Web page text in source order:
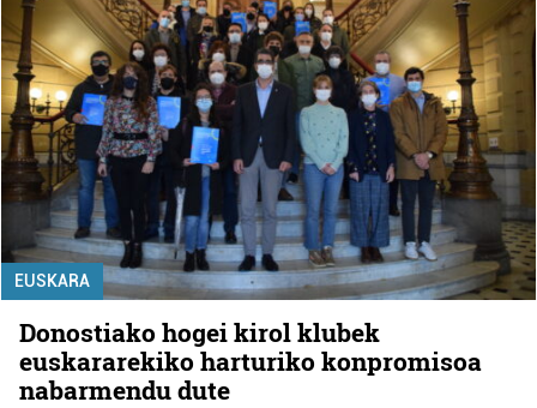
EUSKARA
Donostiako hogei kirol klubek
euskararekiko harturiko konpromisoa
nabarmendu dute